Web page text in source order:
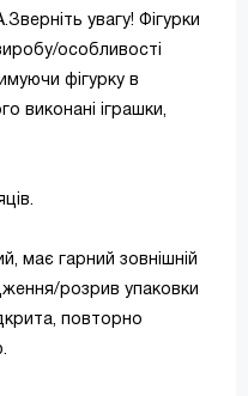
увагу! Фігурки
особливості
фігурку в
виконані іграшки,
має гарний зовнішній
розрив упаковки
повторно